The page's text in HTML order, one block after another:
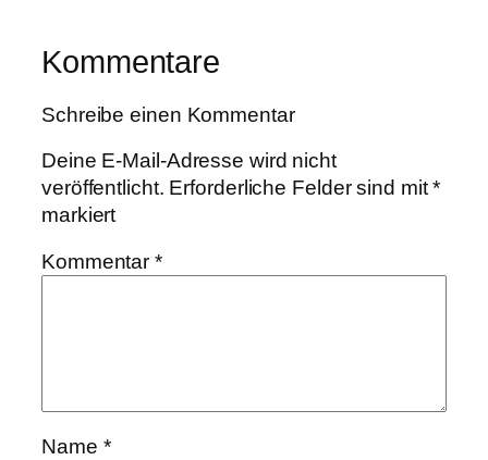
Kommentare
Schreibe einen Kommentar
Deine E-Mail-Adresse wird nicht
veröffentlicht. Erforderliche Felder sind mit*
markiert
Kommentar*
Name *